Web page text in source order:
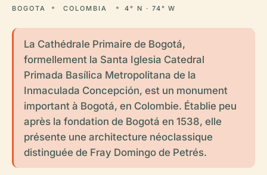
BOGOTA COLOMBIA 4° N · 74° W
La Cathédrale Primaire de Bogotá,
formellement la Santa Iglesia Catedral
Primada Basílica Metropolitana de la
Inmaculada Concepción, est un monument
important à Bogotá, en Colombie. Établie peu
après la fondation de Bogotá en 1538, elle
présente une architecture néoclassique
distinguée de Fray Domingo de Petrés.